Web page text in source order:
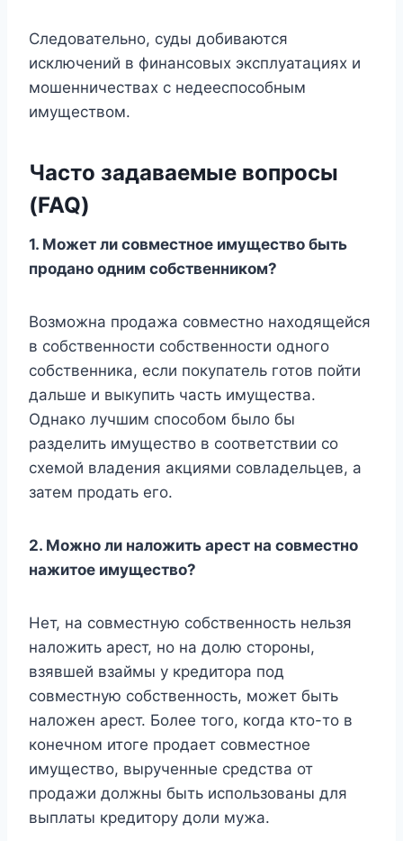
Следовательно, суды добиваются
исключений в финансовых эксплуатациях и
мошенничествах с недееспособным
имуществом.
Часто задаваемые вопросы
(FAQ)
1. Может ли совместное имущество быть
продано одним собственником?
Возможна продажа совместно находящейся
в собственности собственности одного
собственника, если покупатель готов пойти
дальше и выкупить часть имущества.
Однако лучшим способом было бы
разделить имущество в соответствии со
схемой владения акциями совладельцев, а
затем продать его.
2. Можно ли наложить арест на совместно
нажитое имущество?
Нет, на совместную собственность нельзя
наложить арест, но на долю стороны,
взявшей взаймы у кредитора под
совместную собственность, может быть
наложен арест. Более того, когда кто-то в
конечном итоге продает совместное
имущество, вырученные средства от
продажи должны быть использованы для
выплаты кредитору доли мужа.